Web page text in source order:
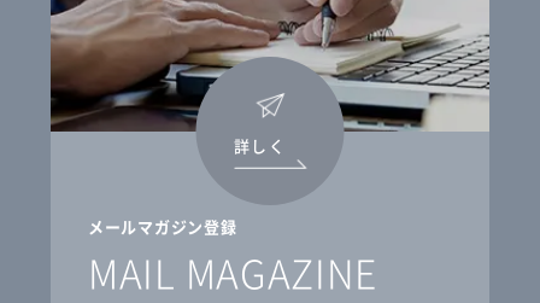
メールマガジン登録
MAIL MAGAZINE
詳しく